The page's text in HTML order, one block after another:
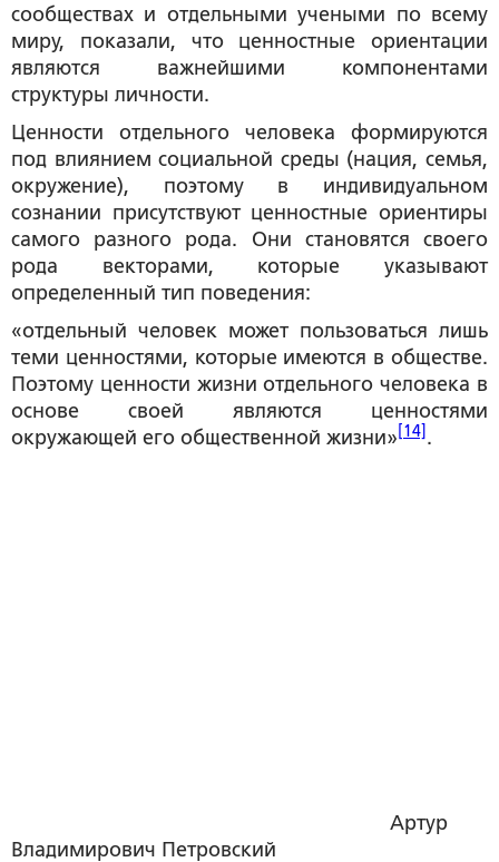
сообществах и отдельными учеными по всему
миру, показали, что ценностные ориентации
являются важнейшими компонентами
структуры личности.
Ценности отдельного человека формируются
под влиянием социальной среды (нация, семья,
окружение), поэтому в индивидуальном
сознании присутствуют ценностные ориентиры
самого разного рода. Они становятся своего
рода векторами, которые указывают
определенный тип поведения:
«отдельный человек может пользоваться лишь
теми ценностями, которые имеются в обществе.
Поэтому ценности жизни отдельного человека в
основе своей являются ценностями
окружающей его общественной жизни» [14] .
Артур
Владимирович Петровский